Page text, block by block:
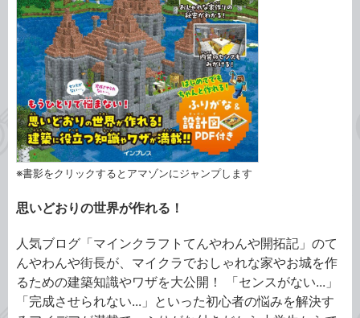
※書影をクリックするとアマゾンにジャンプします
思いどおりの世界が作れる！
人気ブログ「マインクラフトてんやわんや開拓記」のて
んやわんや街長が、マイクラでおしゃれな家やお城を作
るための建築知識やワザを大公開！ 「センスがない...」
「完成させられない...」といった初心者の悩みを解決す